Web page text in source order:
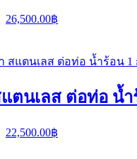
Original
฿.
26,500.00฿
26,500.00฿.
ตนเลส ต่อท่อ น้ำ
Original
22,500.00฿